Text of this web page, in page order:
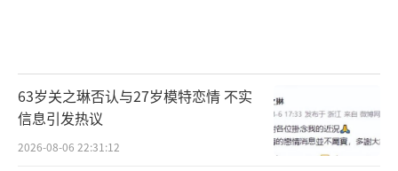
63岁关之琳否认与27岁模特恋情 不实
信息引发热议
2026-08-06 22:31:12